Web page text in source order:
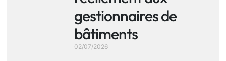
gestionnaires de
bâtiments
02/07/2026